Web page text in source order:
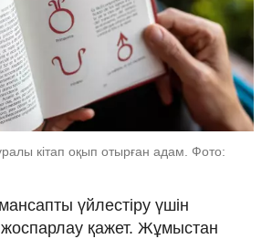
кітап оқып отырған адам. Фото:
үйлестіру үшін
қажет. Жұмыстан